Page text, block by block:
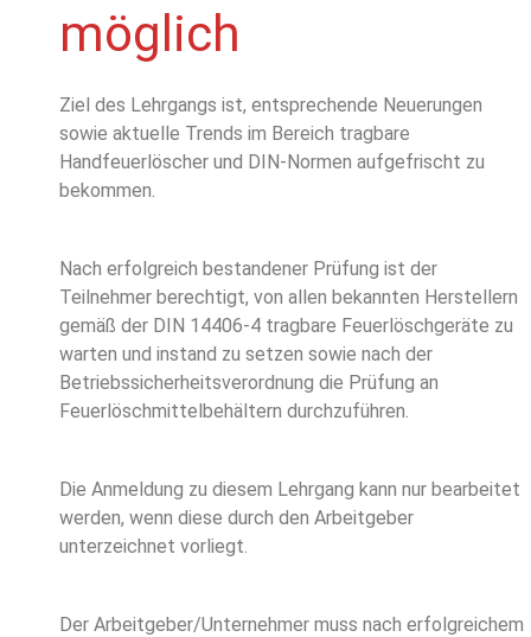
möglich
Ziel des Lehrgangs ist, entsprechende Neuerungen
sowie aktuelle Trends im Bereich tragbare
Handfeuerlöscher und DIN-Normen aufgefrischt zu
bekommen.
Nach erfolgreich bestandener Prüfung ist der
Teilnehmer berechtigt, von allen bekannten Herstellern
gemäß der DIN 14406-4 tragbare Feuerlöschgeräte zu
warten und instand zu setzen sowie nach der
Betriebssicherheitsverordnung die Prüfung an
Feuerlöschmittelbehältern durchzuführen.
Die Anmeldung zu diesem Lehrgang kann nur bearbeitet
werden, wenn diese durch den Arbeitgeber
unterzeichnet vorliegt.
Der Arbeitgeber/Unternehmer muss nach erfolgreichem